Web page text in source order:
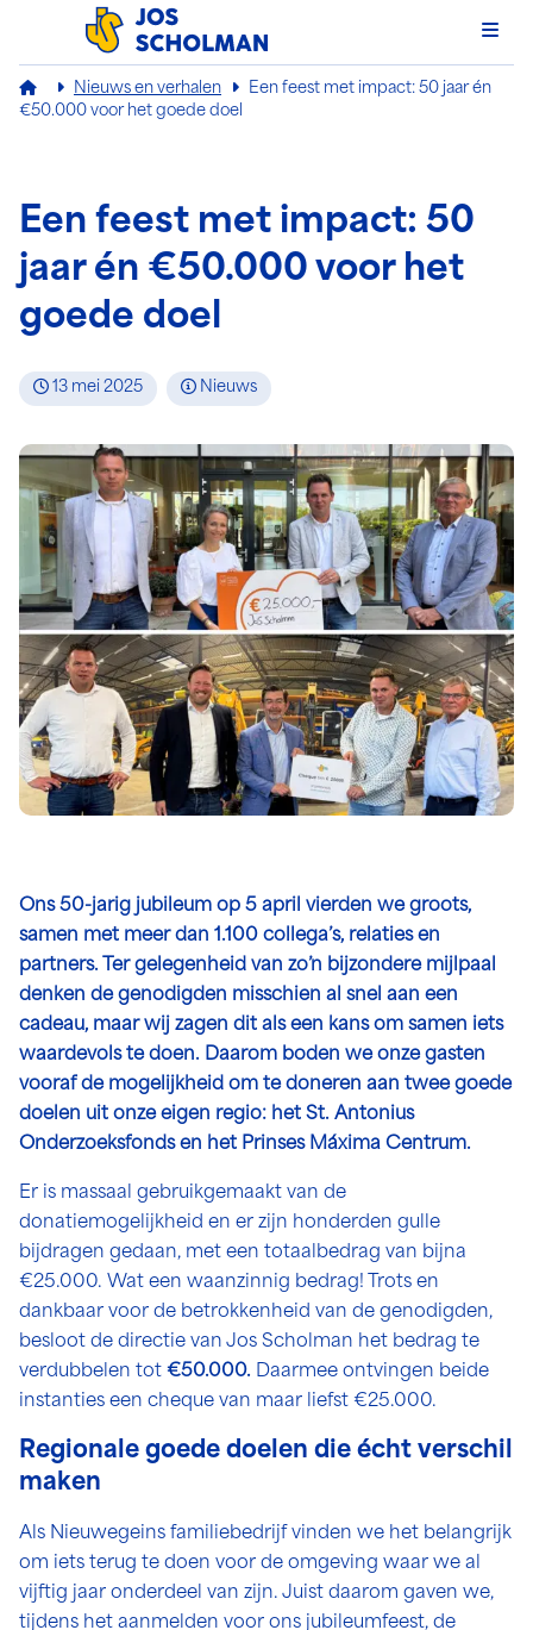
Jos Scholman
Nieuws en verhalen
Een feest met impact: 50 jaar én
€50.000 voor het goede doel
Een feest met impact: 50
jaar én €50.000 voor het
goede doel
13 mei 2025 Nieuws
Ons 50-jarig jubileum op 5 april vierden we groots,
samen met meer dan 1.100 collega’s, relaties en
partners. Ter gelegenheid van zo’n bijzondere mijlpaal
denken de genodigden misschien al snel aan een
cadeau, maar wij zagen dit als een kans om samen iets
waardevols te doen. Daarom boden we onze gasten
vooraf de mogelijkheid om te doneren aan twee goede
doelen uit onze eigen regio: het St. Antonius
Onderzoeksfonds en het Prinses Máxima Centrum.
Er is massaal gebruikgemaakt van de
donatiemogelijkheid en er zijn honderden gulle
bijdragen gedaan, met een totaalbedrag van bijna
€25.000. Wat een waanzinnig bedrag! Trots en
dankbaar voor de betrokkenheid van de genodigden,
besloot de directie van Jos Scholman het bedrag te
verdubbelen tot €50.000. Daarmee ontvingen beide
instanties een cheque van maar liefst €25.000.
Regionale goede doelen die écht verschil
maken
Als Nieuwegeins familiebedrijf vinden we het belangrijk
om iets terug te doen voor de omgeving waar we al
vijftig jaar onderdeel van zijn. Juist daarom gaven we,
tijdens het aanmelden voor ons jubileumfeest, de